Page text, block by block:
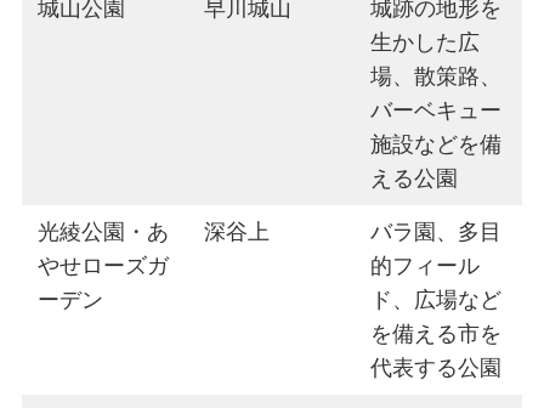
城山公園 早川城山
城跡の地形を
生かした広
場、散策路、
バーベキュー
施設などを備
える公園
光綾公園・あ
やせローズガ
ーデン
深谷上
バラ園、多目
的フィール
ド、広場など
を備える市を
代表する公園